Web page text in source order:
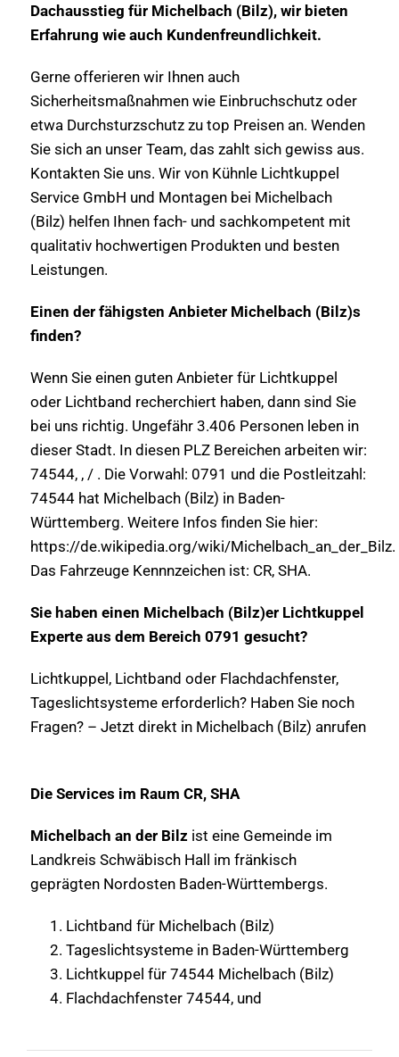
Dachausstieg für Michelbach (Bilz), wir bieten
Erfahrung wie auch Kundenfreundlichkeit.
Gerne offerieren wir Ihnen auch
Sicherheitsmaßnahmen wie Einbruchschutz oder
etwa Durchsturzschutz zu top Preisen an. Wenden
Sie sich an unser Team, das zahlt sich gewiss aus.
Kontakten Sie uns. Wir von Kühnle Lichtkuppel
Service GmbH und Montagen bei Michelbach
(Bilz) helfen Ihnen fach- und sachkompetent mit
qualitativ hochwertigen Produkten und besten
Leistungen.
Einen der fähigsten Anbieter Michelbach (Bilz)s
finden?
Wenn Sie einen guten Anbieter für Lichtkuppel
oder Lichtband recherchiert haben, dann sind Sie
bei uns richtig. Ungefähr 3.406 Personen leben in
dieser Stadt. In diesen PLZ Bereichen arbeiten wir:
74544, , / . Die Vorwahl: 0791 und die Postleitzahl:
74544 hat Michelbach (Bilz) in Baden-
Württemberg. Weitere Infos finden Sie hier:
https://de.wikipedia.org/wiki/Michelbach_an_der_Bilz.
Das Fahrzeuge Kennnzeichen ist: CR, SHA.
Sie haben einen Michelbach (Bilz)er Lichtkuppel
Experte aus dem Bereich 0791 gesucht?
Lichtkuppel, Lichtband oder Flachdachfenster,
Tageslichtsysteme erforderlich? Haben Sie noch
Fragen? – Jetzt direkt in Michelbach (Bilz) anrufen
Die Services im Raum CR, SHA
Michelbach an der Bilz ist eine Gemeinde im
Landkreis Schwäbisch Hall im fränkisch
geprägten Nordosten Baden-Württembergs.
Lichtband für Michelbach (Bilz)
Tageslichtsysteme in Baden-Württemberg
Lichtkuppel für 74544 Michelbach (Bilz)
Flachdachfenster 74544, und